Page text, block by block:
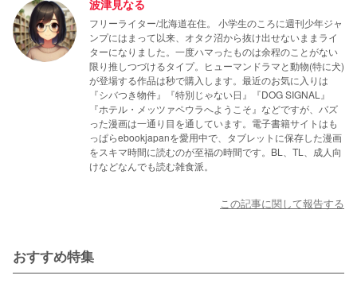
波津見なる
フリーライター/北海道在住。 小学生のころに週刊少年ジャ
ンプにはまって以来、オタク沼から抜け出せないままライ
ターになりました。一度ハマったものは余程のことがない
限り推しつづけるタイプ。ヒューマンドラマと動物(特に犬)
が登場する作品は秒で購入します。最近のお気に入りは
『シバつき物件』『特別じゃない日』『DOG SIGNAL』
『ホテル・メッツァペウラへようこそ』などですが、バズ
った漫画は一通り目を通しています。電子書籍サイトはも
っぱらebookjapanを愛用中で、タブレットに保存した漫画
をスキマ時間に読むのが至福の時間です。BL、TL、成人向
けなどなんでも読む雑食派。
この記事に関して報告する
おすすめ特集